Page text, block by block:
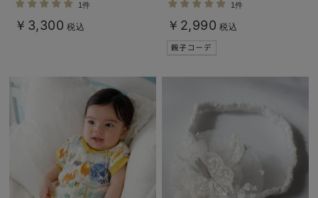
1件
￥3,300 税込
1件
￥2,990 税込